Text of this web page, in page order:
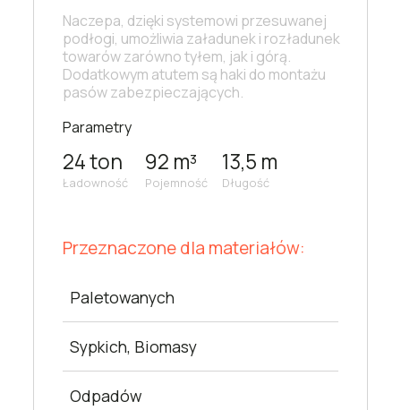
Naczepa, dzięki systemowi przesuwanej
podłogi, umożliwia załadunek i rozładunek
towarów zarówno tyłem, jak i górą.
Dodatkowym atutem są haki do montażu
pasów zabezpieczających.
Parametry
24 ton
Ładowność
92 m³
Pojemność
13,5 m
Długość
Przeznaczone dla materiałów:
Paletowanych
Sypkich, Biomasy
Odpadów